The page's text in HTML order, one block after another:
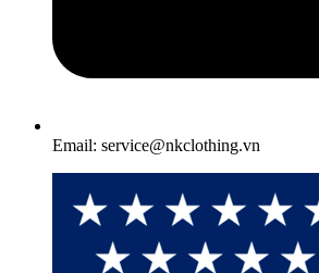
Email: service@nkclothing.vn